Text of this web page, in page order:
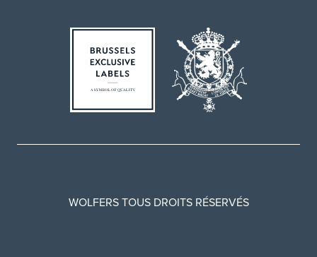
WOLFERS TOUS DROITS RÉSERVÉS